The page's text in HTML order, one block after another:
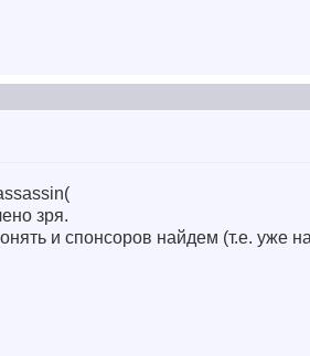
(
зря.
и спонсоров найдем (т.е. уже